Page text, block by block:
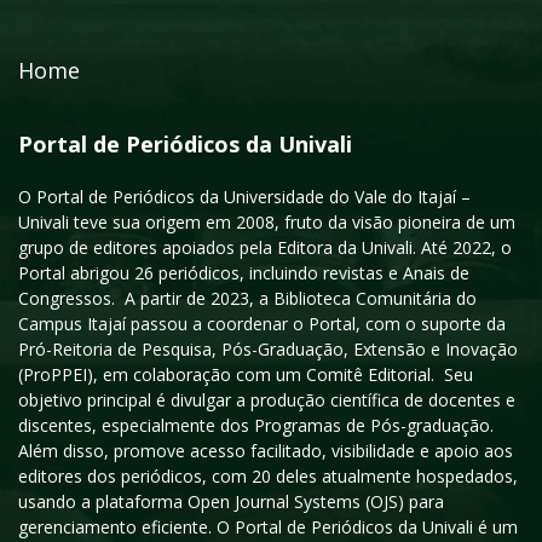
Home
Portal de Periódicos da Univali
O Portal de Periódicos da Universidade do Vale do Itajaí –
Univali teve sua origem em 2008, fruto da visão pioneira de um
grupo de editores apoiados pela Editora da Univali. Até 2022, o
Portal abrigou 26 periódicos, incluindo revistas e Anais de
Congressos. A partir de 2023, a Biblioteca Comunitária do
Campus Itajaí passou a coordenar o Portal, com o suporte da
Pró-Reitoria de Pesquisa, Pós-Graduação, Extensão e Inovação
(ProPPEI), em colaboração com um Comitê Editorial. Seu
objetivo principal é divulgar a produção científica de docentes e
discentes, especialmente dos Programas de Pós-graduação.
Além disso, promove acesso facilitado, visibilidade e apoio aos
editores dos periódicos, com 20 deles atualmente hospedados,
usando a plataforma Open Journal Systems (OJS) para
gerenciamento eficiente. O Portal de Periódicos da Univali é um